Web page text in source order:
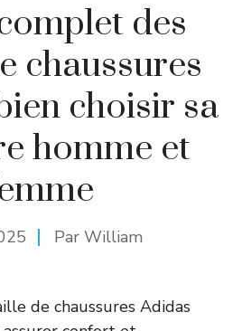
des
chaussures
choisir sa
homme et
Par William
de chaussures Adidas